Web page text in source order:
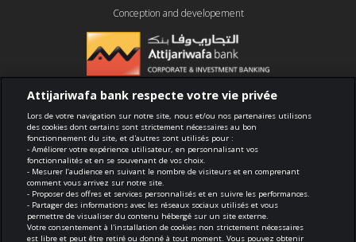
Conception and developement
Compliance
Terms of use
Security and confidentiality
Politique de cookies
Attijariwafa bank respecte votre vie privée
Lors de votre navigation sur notre site, nous et/ou nos partenaires utilisons
des cookies dont certains sont strictement nécessaires au bon
fonctionnement du site, et d'autres sont utilisés pour :
- Améliorer votre expérience utilisateur, en personnalisant vos
fonctionnalités et en se souvenant de vos choix.
- Mesurer l’audience en suivant le nombre de visiteurs et en comprenant
comment vous arrivez sur notre site.
- Proposer des offres et services personnalisés et en suivre les performances.
- Partager des informations avec les réseaux sociaux utilisés et vous
permettre de visualiser du contenu hébergé sur un site externe.
Votre consentement à l'installation de cookies non strictement nécessaires
est libre et peut être retiré ou donné à tout moment. Vous pouvez obtenir